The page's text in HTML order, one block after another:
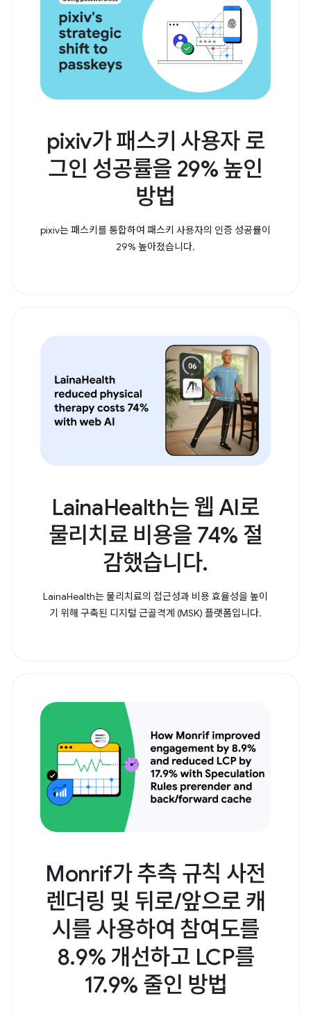
pixiv가 패스키 사용자 로
그인 성공률을 29% 높인
방법
pixiv는 패스키를 통합하여 패스키 사용자의 인증 성공률이
29% 높아졌습니다.
LainaHealth는 웹 AI로
물리치료 비용을 74% 절
감했습니다.
LainaHealth는 물리치료의 접근성과 비용 효율성을 높이
기 위해 구축된 디지털 근골격계 (MSK) 플랫폼입니다.
Monrif가 추측 규칙 사전
렌더링 및 뒤로/앞으로 캐
시를 사용하여 참여도를
8.9% 개선하고 LCP를
17.9% 줄인 방법